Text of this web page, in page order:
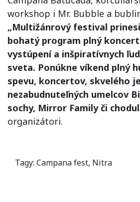
workshop i Mr. Bubble a
„Multižánrový festival
bohatý program plný
vystúpení a inšpiratívnych
sveta. Ponúkne víkend plný
spevu, koncertov, skvelého
nezabudnuteľných umelcov
sochy, Mirror Family či
organizátori.
Tagy: Campana fest, Nitra